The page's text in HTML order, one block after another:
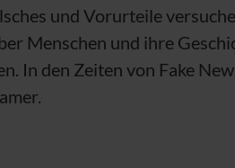
und Vorurteile
Menschen und ihre
In den Zeiten von Fake